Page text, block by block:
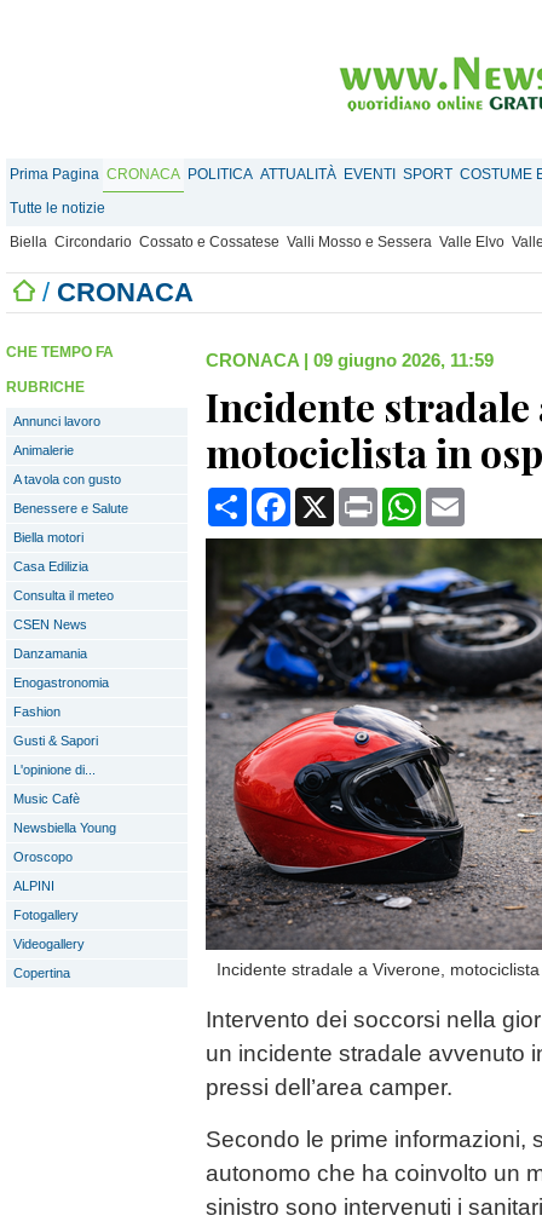
Prima Pagina CRONACA POLITICA ATTUALITÀ EVENTI SPORT COSTUME
Tutte le notizie
Biella Circondario Cossato e Cossatese Valli Mosso e Sessera Valle Elvo
/ CRONACA
CHE TEMPO FA
RUBRICHE
Annunci lavoro
Animalerie
A tavola con gusto
Benessere e Salute
Biella motori
Casa Edilizia
Consulta il meteo
CSEN News
Danzamania
Enogastronomia
Fashion
Gusti & Sapori
L'opinione di...
Music Cafè
Newsbiella Young
Oroscopo
ALPINI
Fotogallery
Videogallery
Copertina
CRONACA | 09 giugno 2026, 11:59
Incidente stradale
motociclista in
CondividiFacebook
X Print WhatsApp
Incidente stradale a Viverone,
Intervento dei soccorsi nella
un incidente stradale avvenuto
pressi dell’area camper.
Secondo le prime informazioni,
autonomo che ha coinvolto un
sinistro sono intervenuti i